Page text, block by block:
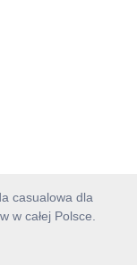
casualowa dla
w całej Polsce.